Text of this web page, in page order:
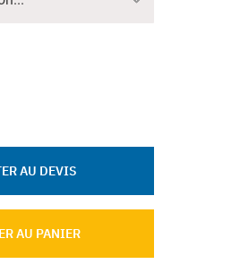
AU PANIER
AU DEVIS